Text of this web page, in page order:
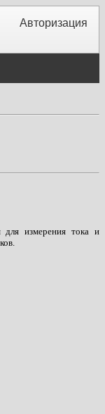
Авторизация
для измерения тока и